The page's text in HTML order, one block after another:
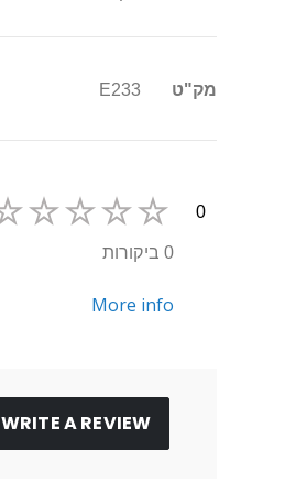
מידע
מק"ט E233
0
0 ביקורות
More info
WRITE A REVIEW